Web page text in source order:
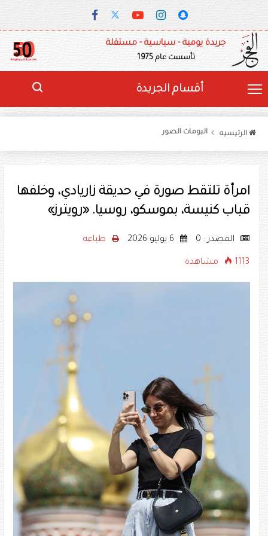
جريدة يومية - سياسية - مستقلة
تأسست عام 1975
أقسام الجريدة
الرئيسيه البومات الصور
امرأة تلتقط صورة في حديقة زاريادي، وخلفها
قباب كنيسة، بموسكو، روسيا. «رويترز»
المصدر : 0 طباعه
1113 مشاهدة